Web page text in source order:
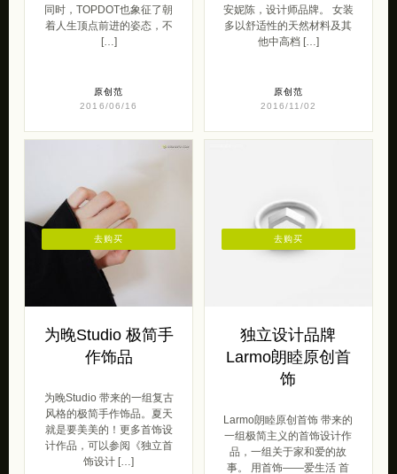
同时，TOPDOT也象征了朝
着人生顶点前进的姿态，不
[…]
原创范
2016/06/16
安妮陈，设计师品牌。 女装
多以舒适性的天然材料及其
他中高档 […]
原创范
2016/11/02
为晚Studio 极简手
作饰品
为晚Studio 带来的一组复古
风格的极简手作饰品。夏天
就是要美美的！更多首饰设
计作品，可以参阅《独立首
饰设计 […]
去购买
独立设计品牌
Larmo朗睦原创首
饰
Larmo朗睦原创首饰 带来的
一组极简主义的首饰设计作
品，一组关于家和爱的故
事。 用首饰——爱生活 首
去购买